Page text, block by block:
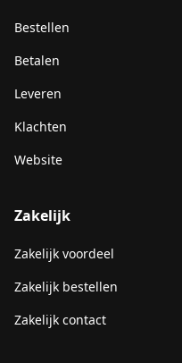
Bestellen
Betalen
Leveren
Klachten
Website
Zakelijk
Zakelijk voordeel
Zakelijk bestellen
Zakelijk contact